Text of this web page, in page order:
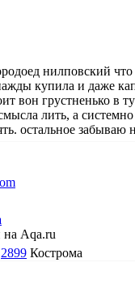
нилповский что
купила и даже
вон грустненько в
лить, а
остальное забываю
Aqa.ru
2899 Кострома